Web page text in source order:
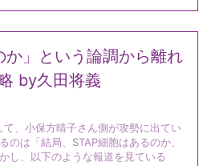
か」という論調から離れ
by久田将義
、小保方晴子さん側が攻勢に出てい
のは「結局、STAP細胞はあるのか、
し、以下のような報道を見ている